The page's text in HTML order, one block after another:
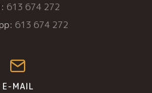
613 674 272
613 674 272
E-MAIL